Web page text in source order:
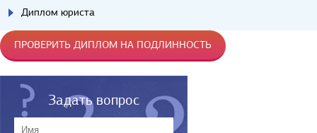
Диплом юриста
ПРОВЕРИТЬ ДИПЛОМ НА ПОДЛИННОСТЬ
Задать вопрос